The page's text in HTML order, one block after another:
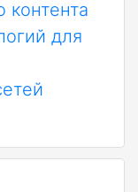
контента
для